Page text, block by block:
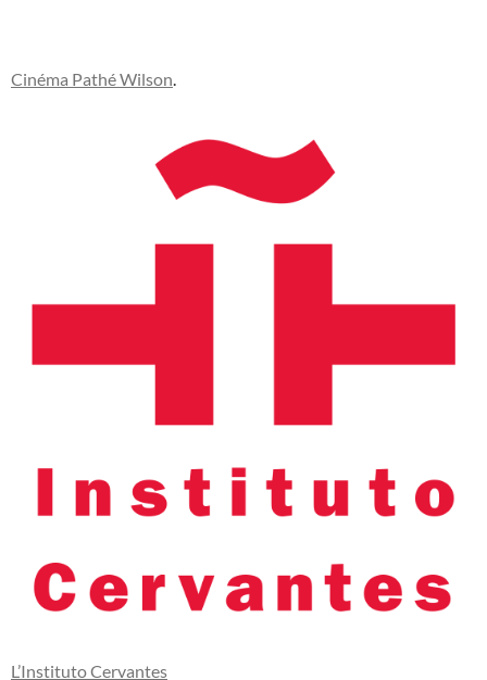
Cinéma Pathé Wilson
L’Instituto Cervantes